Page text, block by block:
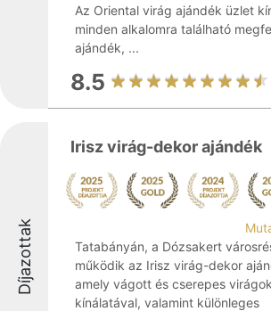
Az Oriental virág ajándék üzlet
minden alkalomra található
ajándék, ...
8.5
Díjazottak
Irisz virág-dekor ajándék
Tatabányán, a Dózsakert
működik az Irisz virág-dekor
amely vágott és cserepes
kínálatával, valamint különleges